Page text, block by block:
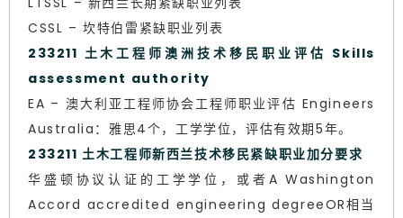
CSSL – 坎特伯雷紧缺职业列表
233211 土木工程师澳洲技术移民职业评估 Skills
assessment authority
EA – 澳大利亚工程师协会工程师职业评估 Engineers
Australia：雅思4个，工学学位，评估有效期5年。
233211 土木工程师新西兰技术移民紧缺职业加分要求
华盛顿协议认证的工学学位，或者A Washington
Accord accredited engineering degreeOR相当